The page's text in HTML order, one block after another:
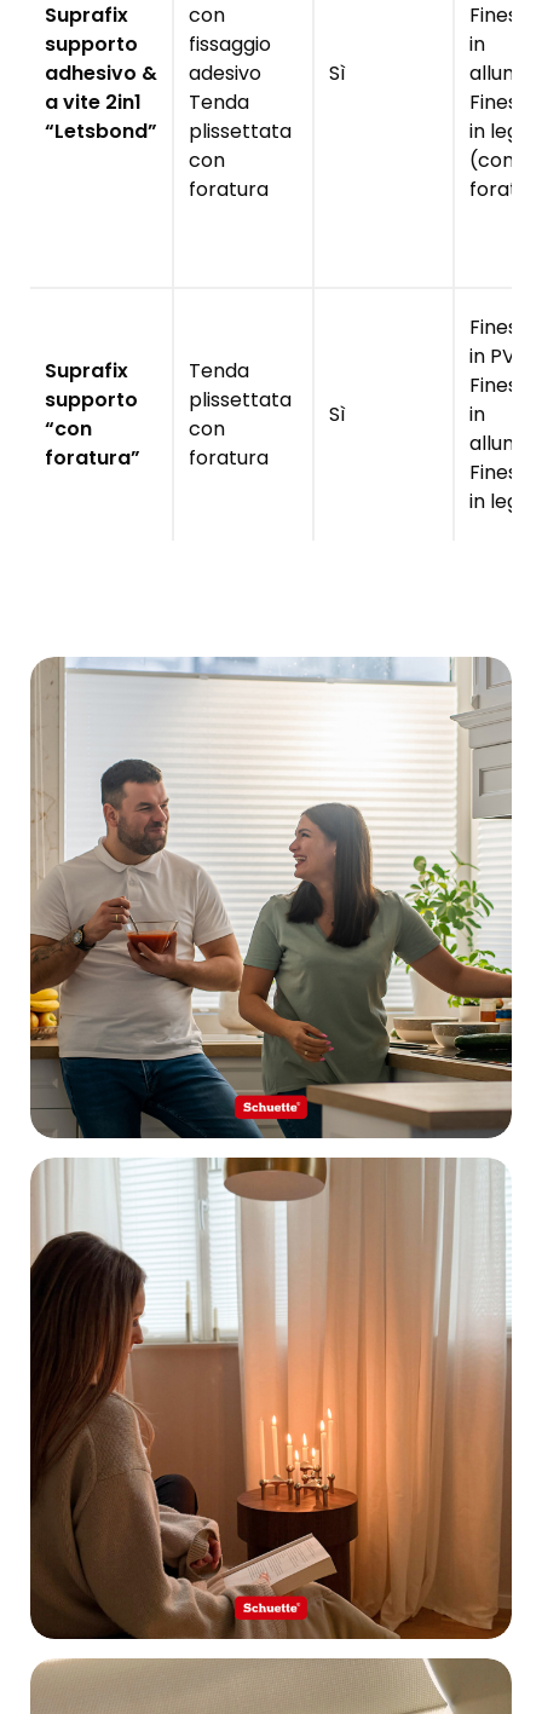
Suprafix
supporto
adhesivo &
a vite 2in1
“Letsbond”
con
fissaggio
adesivo
Tenda
plissettata
con
foratura
Sì
in
in legno
(con
Suprafix
supporto
“con
foratura”
Tenda
plissettata
con
foratura
Sì
in PVC
in
in legno